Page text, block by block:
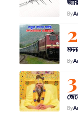
By
By
By